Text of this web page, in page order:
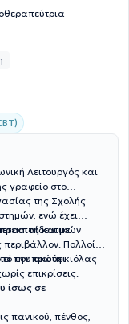
Λειτουργός και
γραφείο στο
της Σχολής
ενώ έχει
και με
Πολλοί
την πρώτη κιόλας
πουακούει
επικρίσεις.
ίσως σε
πανικού, πένθος,